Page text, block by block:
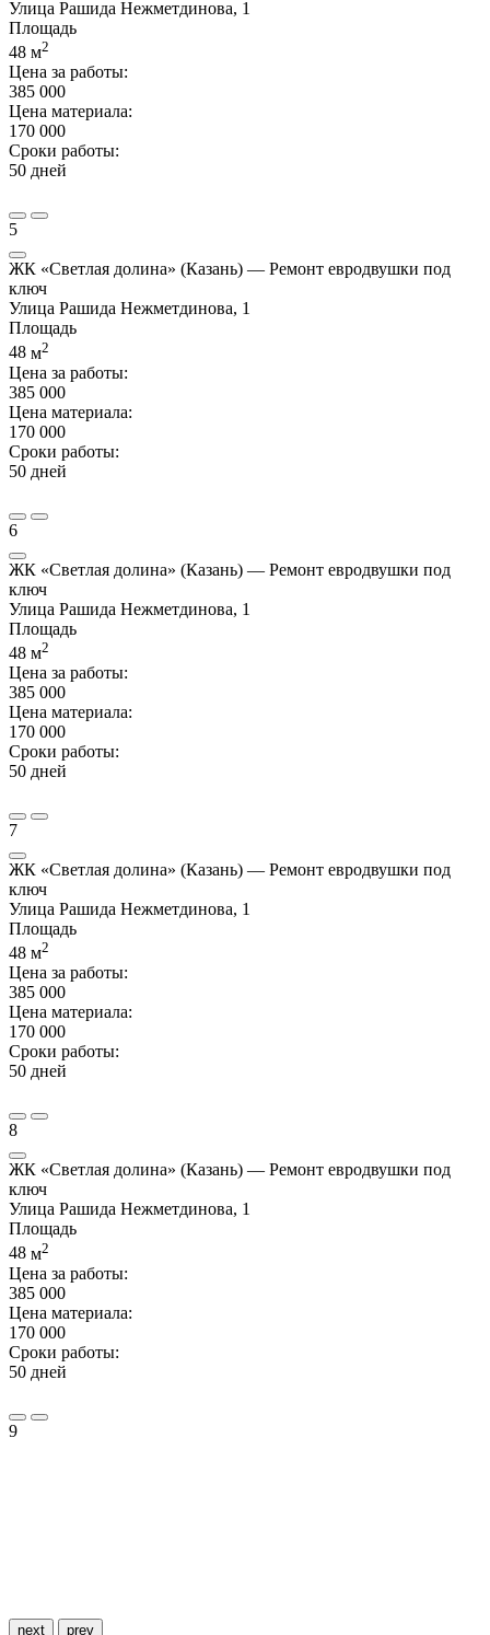
Улица Рашида Нежметдинова, 1
Площадь
48 м2
Цена за работы:
385 000
Цена материала:
170 000
Сроки работы:
50 дней
5
ЖК «Светлая долина» (Казань) — Ремонт евродвушки под
ключ
Улица Рашида Нежметдинова, 1
Площадь
48 м2
Цена за работы:
385 000
Цена материала:
170 000
Сроки работы:
50 дней
6
ЖК «Светлая долина» (Казань) — Ремонт евродвушки под
ключ
Улица Рашида Нежметдинова, 1
Площадь
48 м2
Цена за работы:
385 000
Цена материала:
170 000
Сроки работы:
50 дней
7
ЖК «Светлая долина» (Казань) — Ремонт евродвушки под
ключ
Улица Рашида Нежметдинова, 1
Площадь
48 м2
Цена за работы:
385 000
Цена материала:
170 000
Сроки работы:
50 дней
8
ЖК «Светлая долина» (Казань) — Ремонт евродвушки под
ключ
Улица Рашида Нежметдинова, 1
Площадь
48 м2
Цена за работы:
385 000
Цена материала:
170 000
Сроки работы:
50 дней
9
next prev